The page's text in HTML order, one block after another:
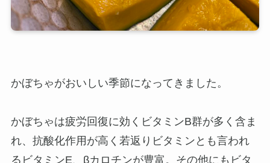
かぼちゃがおいしい季節になってきました。
かぼちゃは疲労回復に効くビタミンB群が多く含ま
れ、抗酸化作用が高く若返りビタミンとも言われ
るビタミンE、βカロチンが豊富。その他にもビタ